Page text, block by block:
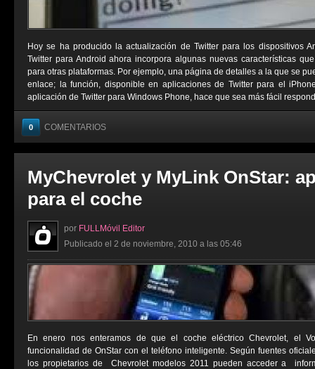
Hoy se ha producido la actualización de Twitter para los dispositivos
Twitter para Android ahora incorpora algunas nuevas características
para otras plataformas. Por ejemplo, una página de detalles a la que se
enlace; la función, disponible en aplicaciones de Twitter para el
aplicación de Twitter para Windows Phone, hace que sea más fácil
0 COMENTARIOS
MyChevrolet y MyLink OnStar:
para el coche
por FULLMóvil Editor
Publicado el 2 de noviembre, 2010 a las 05:46
En enero nos enteramos de que el coche eléctrico Chevrolet, el
funcionalidad de OnStar con el teléfono inteligente. Según fuentes
los propietarios de Chevrolet modelos 2011 pueden acceder a